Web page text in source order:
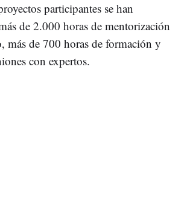
participantes se han
de 2.000 horas de mentorización
más de 700 horas de formación y
con expertos.